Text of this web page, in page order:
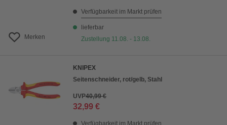
Merken
Verfügbarkeit im Markt prüfen
lieferbar
Zustellung 11.08. - 13.08.
KNIPEX
Seitenschneider, rot/gelb, Stahl
UVP40,99 €
32,99 €